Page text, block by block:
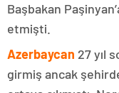
Başbakan
etmişti.
Azerbaycan 27 yıl
girmiş ancak